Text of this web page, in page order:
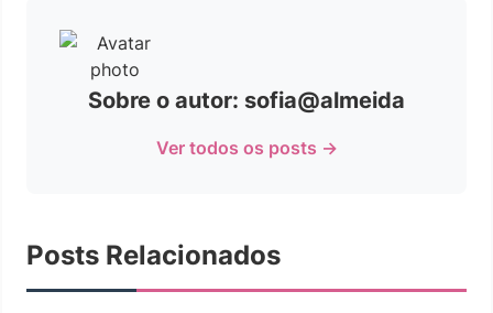
Sobre o autor: sofia@almeida
Ver todos os posts →
Posts Relacionados